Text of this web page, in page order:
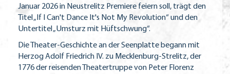
Januar 2026 in Neustrelitz Premiere feiern soll, trägt den
Titel „If I Can't Dance It's Not My Revolution“ und den
Untertitel „Umsturz mit Hüftschwung“.
Die Theater-Geschichte an der Seenplatte begann mit
Herzog Adolf Friedrich IV. zu Mecklenburg-Strelitz, der
1776 der reisenden Theatertruppe von Peter Florenz